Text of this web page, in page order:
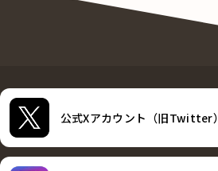
公式Xアカウント（旧Twitter）